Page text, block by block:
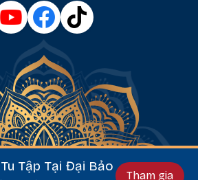
Tập Tại Đại Bảo
Tham gia